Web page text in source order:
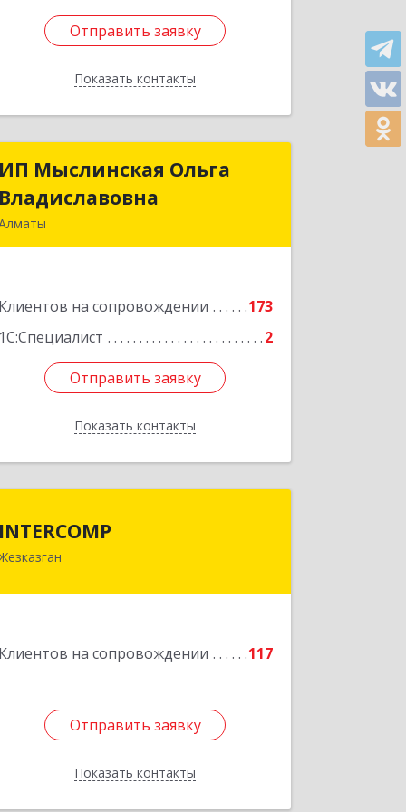
Отправить заявку
Показать контакты
Отправить заявку
Назад
ИП Мыслинская Ольга
Владиславовна
Клиентов на сопровождении
173
1С:Специалист
2
Отправить заявку
Показать контакты
ИП Мыслинская Ольга
Владиславовна
Подробнее
Отправить заявку
Назад
INTERCOMP
Клиентов на сопровождении 117
Отправить заявку
Показать контакты
100600, Республика Казахстан,
Подробнее
Отправить заявку
Назад